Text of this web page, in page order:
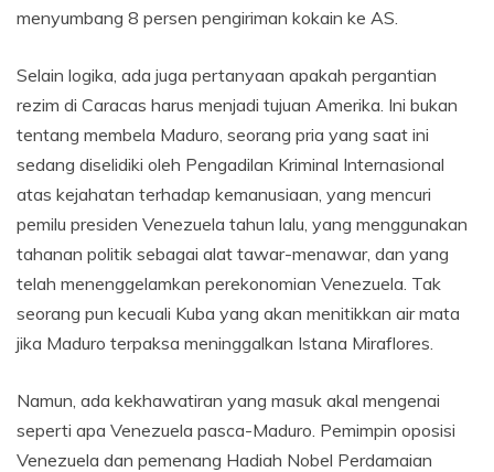
menyumbang 8 persen pengiriman kokain ke AS.
Selain logika, ada juga pertanyaan apakah pergantian
rezim di Caracas harus menjadi tujuan Amerika. Ini bukan
tentang membela Maduro, seorang pria yang saat ini
sedang diselidiki oleh Pengadilan Kriminal Internasional
atas kejahatan terhadap kemanusiaan, yang mencuri
pemilu presiden Venezuela tahun lalu, yang menggunakan
tahanan politik sebagai alat tawar-menawar, dan yang
telah menenggelamkan perekonomian Venezuela. Tak
seorang pun kecuali Kuba yang akan menitikkan air mata
jika Maduro terpaksa meninggalkan Istana Miraflores.
Namun, ada kekhawatiran yang masuk akal mengenai
seperti apa Venezuela pasca-Maduro. Pemimpin oposisi
Venezuela dan pemenang Hadiah Nobel Perdamaian